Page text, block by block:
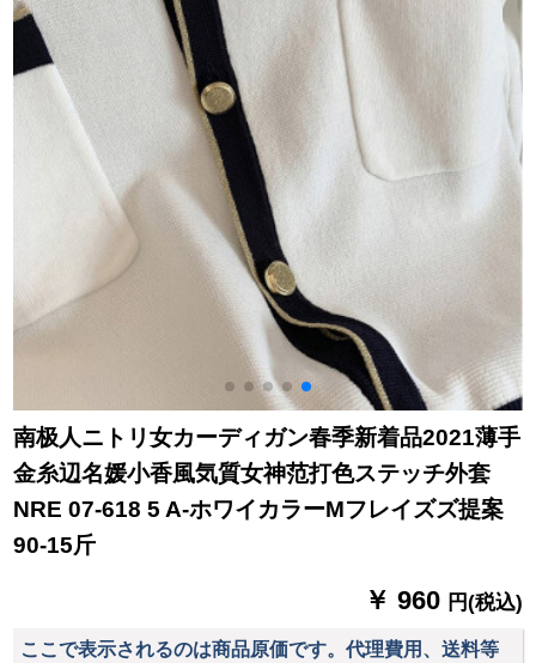
南极人ニトリ女カーディガン春季新着品2021薄手
金糸辺名媛小香風気質女神范打色ステッチ外套
NRE 07-618 5 A-ホワイカラーMフレイズズ提案
90-15斤
￥ 960 円(税込)
ここで表示されるのは商品原価です。代理費用、送料等